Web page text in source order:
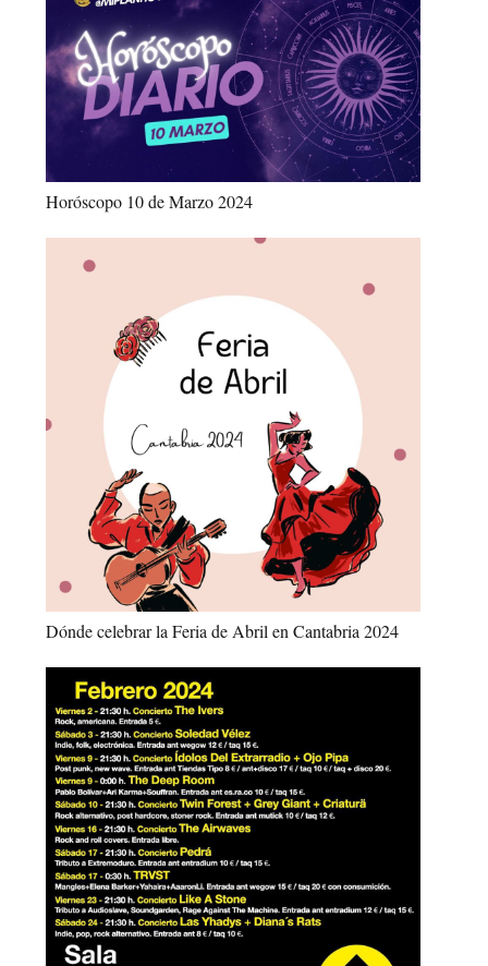
Horóscopo 10 de Marzo 2024
Dónde celebrar la Feria de Abril en Cantabria 2024